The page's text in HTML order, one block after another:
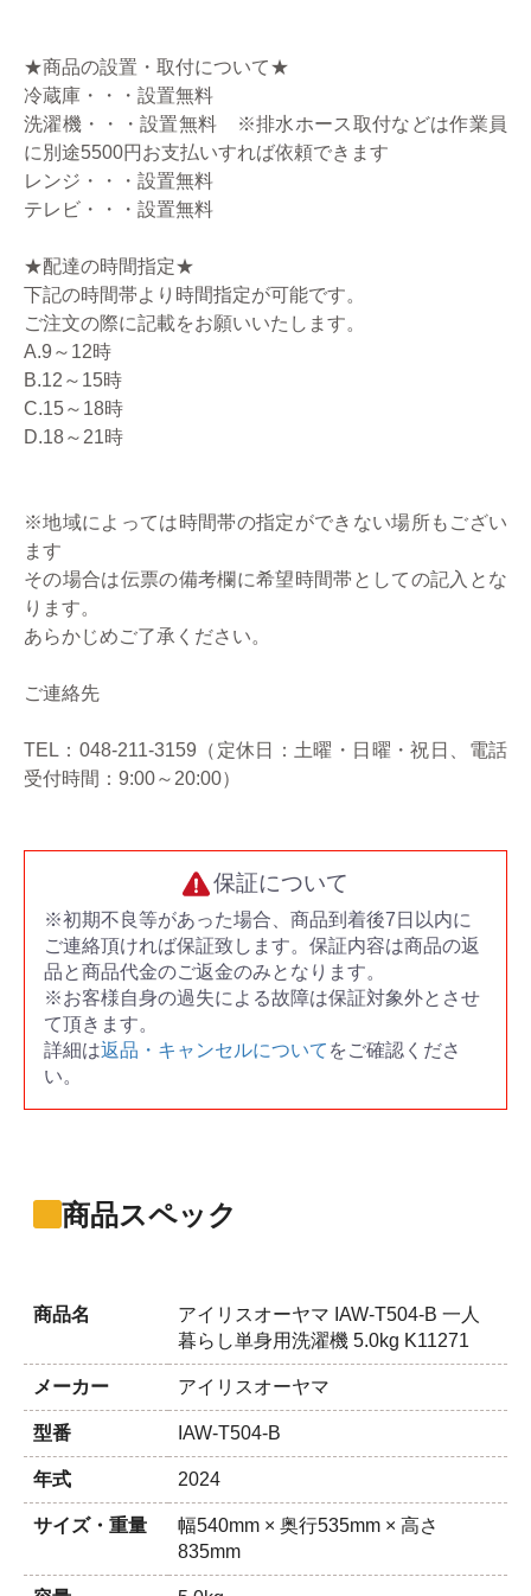
★商品の設置・取付について★
冷蔵庫・・・設置無料
洗濯機・・・設置無料 ※排水ホース取付などは作業員
に別途5500円お支払いすれば依頼できます
レンジ・・・設置無料
テレビ・・・設置無料
★配達の時間指定★
下記の時間帯より時間指定が可能です。
ご注文の際に記載をお願いいたします。
A.9～12時
B.12～15時
C.15～18時
D.18～21時
※地域によっては時間帯の指定ができない場所もござい
ます
その場合は伝票の備考欄に希望時間帯としての記入とな
ります。
あらかじめご了承ください。
ご連絡先
TEL：048-211-3159（定休日：土曜・日曜・祝日、電話
受付時間：9:00～20:00）
保証について
※初期不良等があった場合、商品到着後7日以内に
ご連絡頂ければ保証致します。保証内容は商品の返
品と商品代金のご返金のみとなります。
※お客様自身の過失による故障は保証対象外とさせ
て頂きます。
詳細は返品・キャンセルについて をご確認くださ
い。
商品スペック
商品名
アイリスオーヤマ IAW-T504-B 一人
暮らし単身用洗濯機 5.0kg K11271
メーカー アイリスオーヤマ
型番 IAW-T504-B
年式 2024
サイズ・重量
幅540mm × 奥行535mm × 高さ
835mm